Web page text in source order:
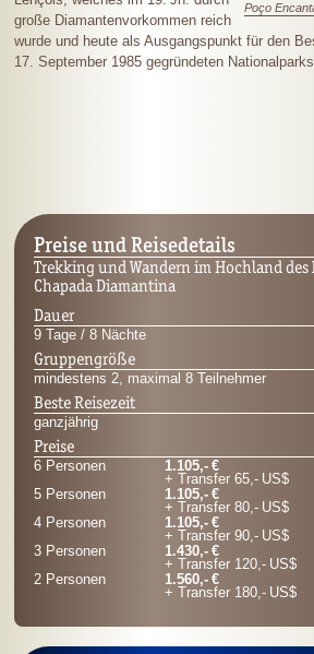
Poço
große Diamantenvorkommen reich
wurde und heute als Ausgangspunkt für den
17. September 1985 gegründeten
Preise und Reisedetails
Trekking und Wandern im Hochland des
Chapada Diamantina
Dauer
9 Tage / 8 Nächte
Gruppengröße
mindestens 2, maximal 8 Teilnehmer
Beste Reisezeit
ganzjährig
Preise
6 Personen
1.105,- €
+ Transfer65,- US$
5 Personen
1.105,- €
+ Transfer80,- US$
4 Personen
1.105,- €
+ Transfer90,- US$
3 Personen
1.430,- €
+ Transfer 120,- US$
2 Personen
1.560,- €
+ Transfer 180,- US$